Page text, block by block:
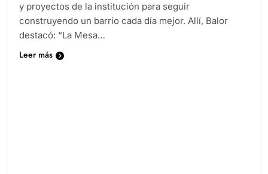
y proyectos de la institución para seguir
construyendo un barrio cada día mejor. Allí, Balor
destacó: “La Mesa…
Leer más